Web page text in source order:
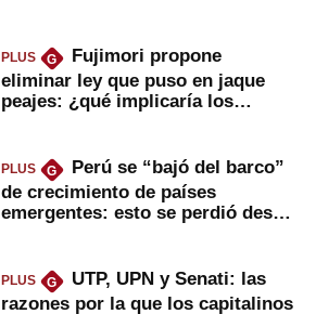
PLUS G
Fujimori propone
eliminar ley que puso en jaque
peajes: ¿qué implicaría los
PLUS G
Perú se “bajó del barco”
de crecimiento de países
emergentes: esto se perdió desde
PLUS G
UTP, UPN y Senati: las
razones por la que los capitalinos